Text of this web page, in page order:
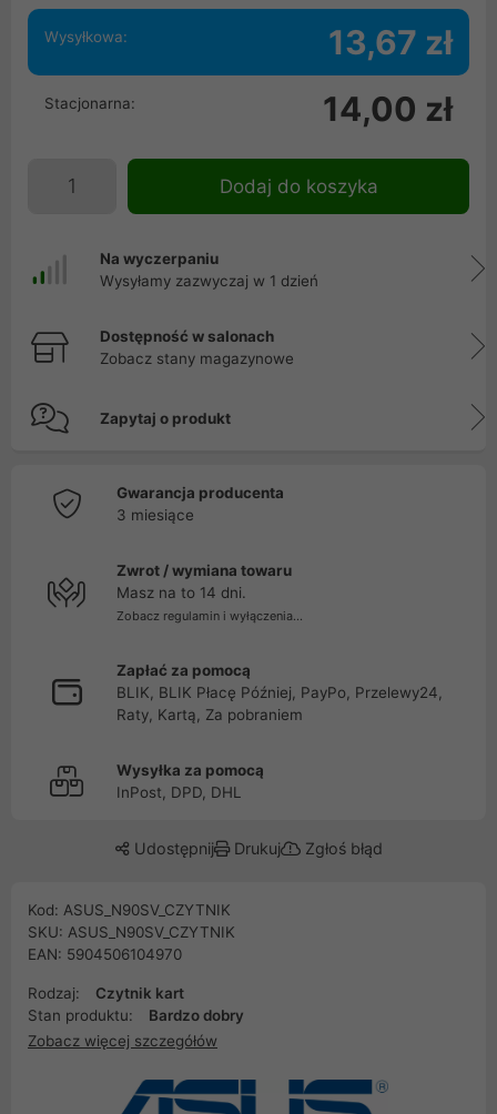
Wysyłkowa: 13,67 zł
Stacjonarna: 14,00 zł
Dodaj do koszyka
Na wyczerpaniu
Wysyłamy zazwyczaj w 1 dzień
Dostępność w salonach
Zobacz stany magazynowe
Zapytaj o produkt
Gwarancja producenta
3 miesiące
Zwrot / wymiana towaru
Masz na to 14 dni.
Zobacz regulamin i wyłączenia...
Zapłać za pomocą
BLIK, BLIK Płacę Później, PayPo, Przelewy24,
Raty, Kartą, Za pobraniem
Wysyłka za pomocą
InPost, DPD, DHL
Udostępnij Drukuj Zgłoś błąd
Kod: ASUS_N90SV_CZYTNIK
SKU: ASUS_N90SV_CZYTNIK
EAN: 5904506104970
Rodzaj:
Czytnik kart
Stan produktu:
Bardzo dobry
Zobacz więcej szczegółów